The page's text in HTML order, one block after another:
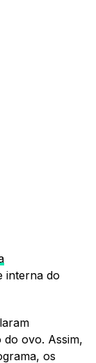
interna do
do ovo. Assim,
os